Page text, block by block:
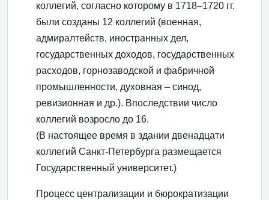
коллегий, согласно которому в 1718–1720 гг.
были созданы 12 коллегий (военная,
адмиралтейств, иностранных дел,
государственных доходов, государственных
расходов, горнозаводской и фабричной
промышленности, духовная – синод,
ревизионная и др.). Впоследствии число
коллегий возросло до 16.
(В настоящее время в здании двенадцати
коллегий Санкт-Петербурга размещается
Государственный университет.)
Процесс централизации и бюрократизации